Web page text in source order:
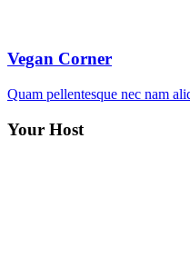
Vegan Corner
Quam pellentesque nec nam
Your Host